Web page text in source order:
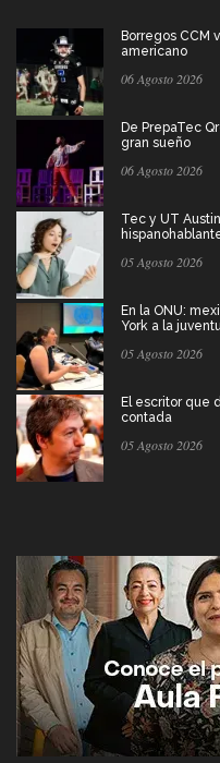
Borregos CCM
americano
06 Agosto 2026
De PrepaTec
gran sueño
06 Agosto 2026
Tec y UT
05 Agosto 2026
En la ONU:
York a la
05 Agosto 2026
El escritor que
contada
05 Agosto 2026